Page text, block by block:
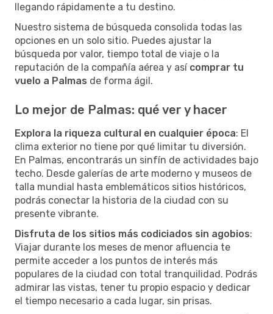
llegando rápidamente a tu destino.
Nuestro sistema de búsqueda consolida todas las
opciones en un solo sitio. Puedes ajustar la
búsqueda por valor, tiempo total de viaje o la
reputación de la compañía aérea y así comprar tu
vuelo a Palmas de forma ágil.
Lo mejor de Palmas: qué ver y hacer
Explora la riqueza cultural en cualquier época: El
clima exterior no tiene por qué limitar tu diversión.
En Palmas, encontrarás un sinfín de actividades bajo
techo. Desde galerías de arte moderno y museos de
talla mundial hasta emblemáticos sitios históricos,
podrás conectar la historia de la ciudad con su
presente vibrante.
Disfruta de los sitios más codiciados sin agobios:
Viajar durante los meses de menor afluencia te
permite acceder a los puntos de interés más
populares de la ciudad con total tranquilidad. Podrás
admirar las vistas, tener tu propio espacio y dedicar
el tiempo necesario a cada lugar, sin prisas.